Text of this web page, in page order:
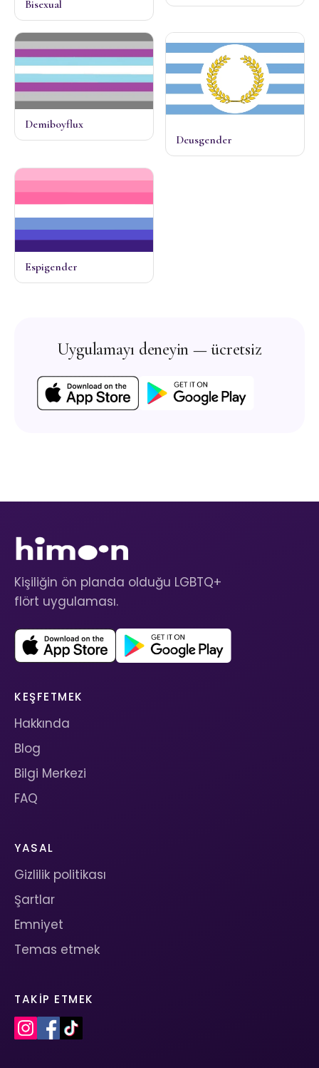
Bisexual
Demiboyflux
Deusgender
Espigender
Uygulamayı deneyin — ücretsiz
Kişiliğin ön planda olduğu LGBTQ+
flört uygulaması.
KEŞFETMEK
Hakkında
Blog
Bilgi Merkezi
FAQ
YASAL
Gizlilik politikası
Şartlar
Emniyet
Temas etmek
TAKIP ETMEK